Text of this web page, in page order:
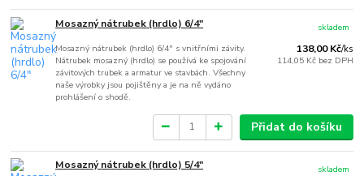
Mosazný nátrubek (hrdlo) 6/4"
Mosazný nátrubek (hrdlo) 6/4" s vnitřními závity.
Nátrubek mosazný (hrdlo) se používá ke spojování
závitových trubek a armatur ve stavbách. Všechny
naše výrobky jsou pojištěny a je na ně vydáno
prohlášení o shodě.
138,00 Kč/ks
114,05 Kč bez DPH
skladem
Přidat do košíku
Mosazný nátrubek (hrdlo) 5/4" skladem